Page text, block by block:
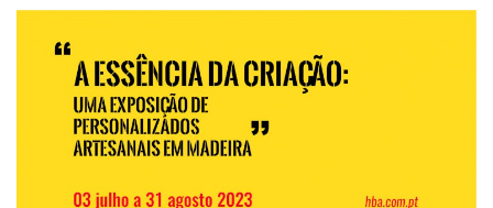
Sobre Nós
Educação
Estatuto Editorial